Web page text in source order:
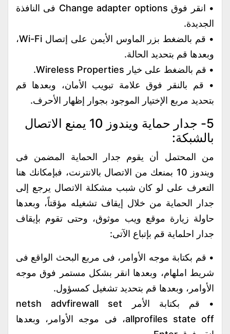
• انقر فوق Change adapter options فى النافذة
الجديدة.
• قم بالضغط بزر الماوس الأيمن على إتصال Wi-Fi،
وبعدها قم بتحديد الحالة.
• قم بالضغط على خيار Wireless Properties.
• قم بالنقر فوق علامة تبويب الأمان، وبعدها قم
بتحديد مربع الإختيار الموجود بجوار إظهار الأحرف.
5- جدار حماية ويندوز 10 يمنع الاتصال
بالشبكة:
من المحتمل أن يقوم جدار الحماية المضمن فى
ويندوز 10 بمنعك من الاتصال بالانترنت، فبإمكانك هنا
التعرف على لو كان شبب مشكلة الاتصال يرجع إلى
جدار الحماية من خلال إيقاف تشغيله مؤقتاً، وبعدها
حاولة زيارة موقع ويب موثوق، وحتى تقوم بإيقاف
جدار احلماية قم بإتباع الآتى:
• قم بكتابة موجه الأوامر، فى مربع البحث الواقع فى
شريط املهام، وبعدها انقر بشكل مستمر فوق موجه
الأوامر، وبعدها قم بتحديد تشغيل كمسؤول.
• قم بكتابة الأمر netsh advfirewall set
allprofiles state off، فى موجه الأوامر، وبعدها